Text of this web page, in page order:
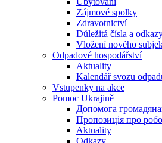
Zájmové spolky
Zdravotnictví
Důležitá čísla a
Vložení nového
Odpadové hospodářství
Aktuality
Kalendář svozu
Vstupenky na akce
Pomoc Ukrajině
Допомога
Пропозиція про
Aktuality
Odkazy